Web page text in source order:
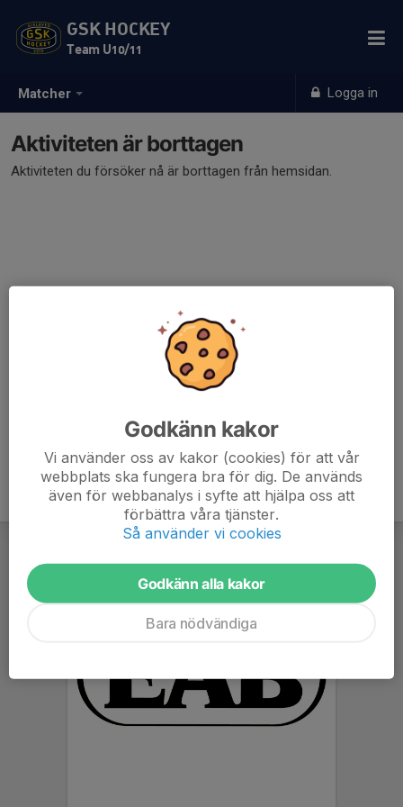
Matcher Logga in
GSK HOCKEY
Team U10/11
Aktiviteten är borttagen
Aktiviteten du försöker nå är borttagen från hemsidan.
Godkänn kakor
Vi använder oss av kakor (cookies) för att vår
webbplats ska fungera bra för dig. De används
även för webbanalys i syfte att hjälpa oss att
förbättra våra tjänster.
Så använder vi cookies
Godkänn alla kakor
Bara nödvändiga